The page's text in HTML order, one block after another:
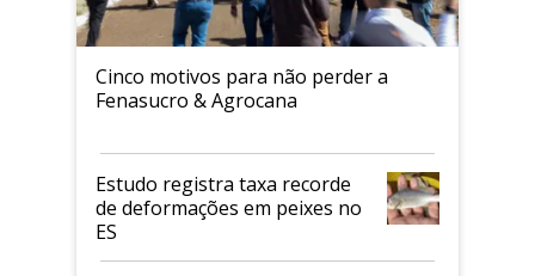
Cinco motivos para não perder a
Fenasucro & Agrocana
Estudo registra taxa recorde
de deformações em peixes no
ES